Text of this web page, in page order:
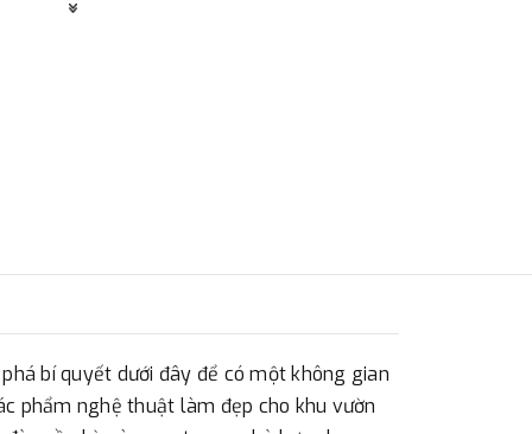
tinh tế phù hợp với không gian hiện đại đến
bí quyết dưới đây để có một không gian
phẩm nghệ thuật làm đẹp cho khu vườn